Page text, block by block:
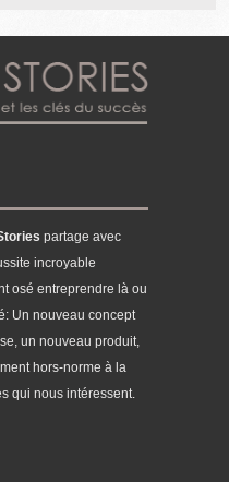
partage avec
incroyable
osé entreprendre là ou
Un nouveau concept
un nouveau produit,
hors-norme à la
qui nous intéressent.